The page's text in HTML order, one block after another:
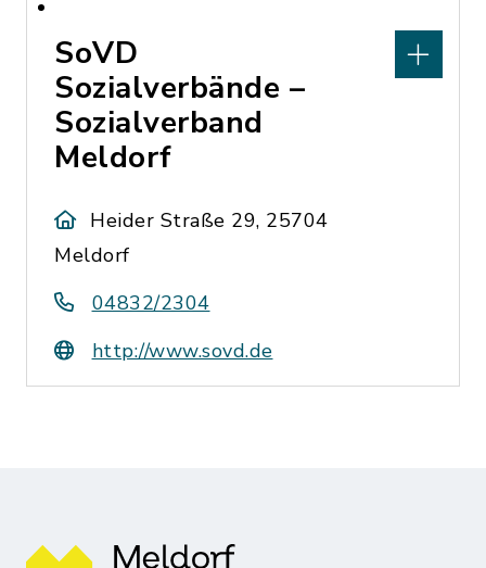
SoVD
Sozialverbände –
Sozialverband
Meldorf
Heider Straße 29, 25704
Meldorf
04832/2304
http://www.sovd.de